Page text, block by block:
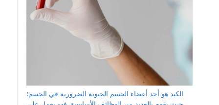
الكبد هو أحد أعضاء الجسم الحيوية الضرورية في الجسم؛